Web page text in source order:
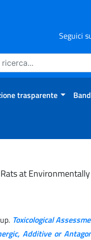
Seguici
trasparente
at
Toxicological
Additive or